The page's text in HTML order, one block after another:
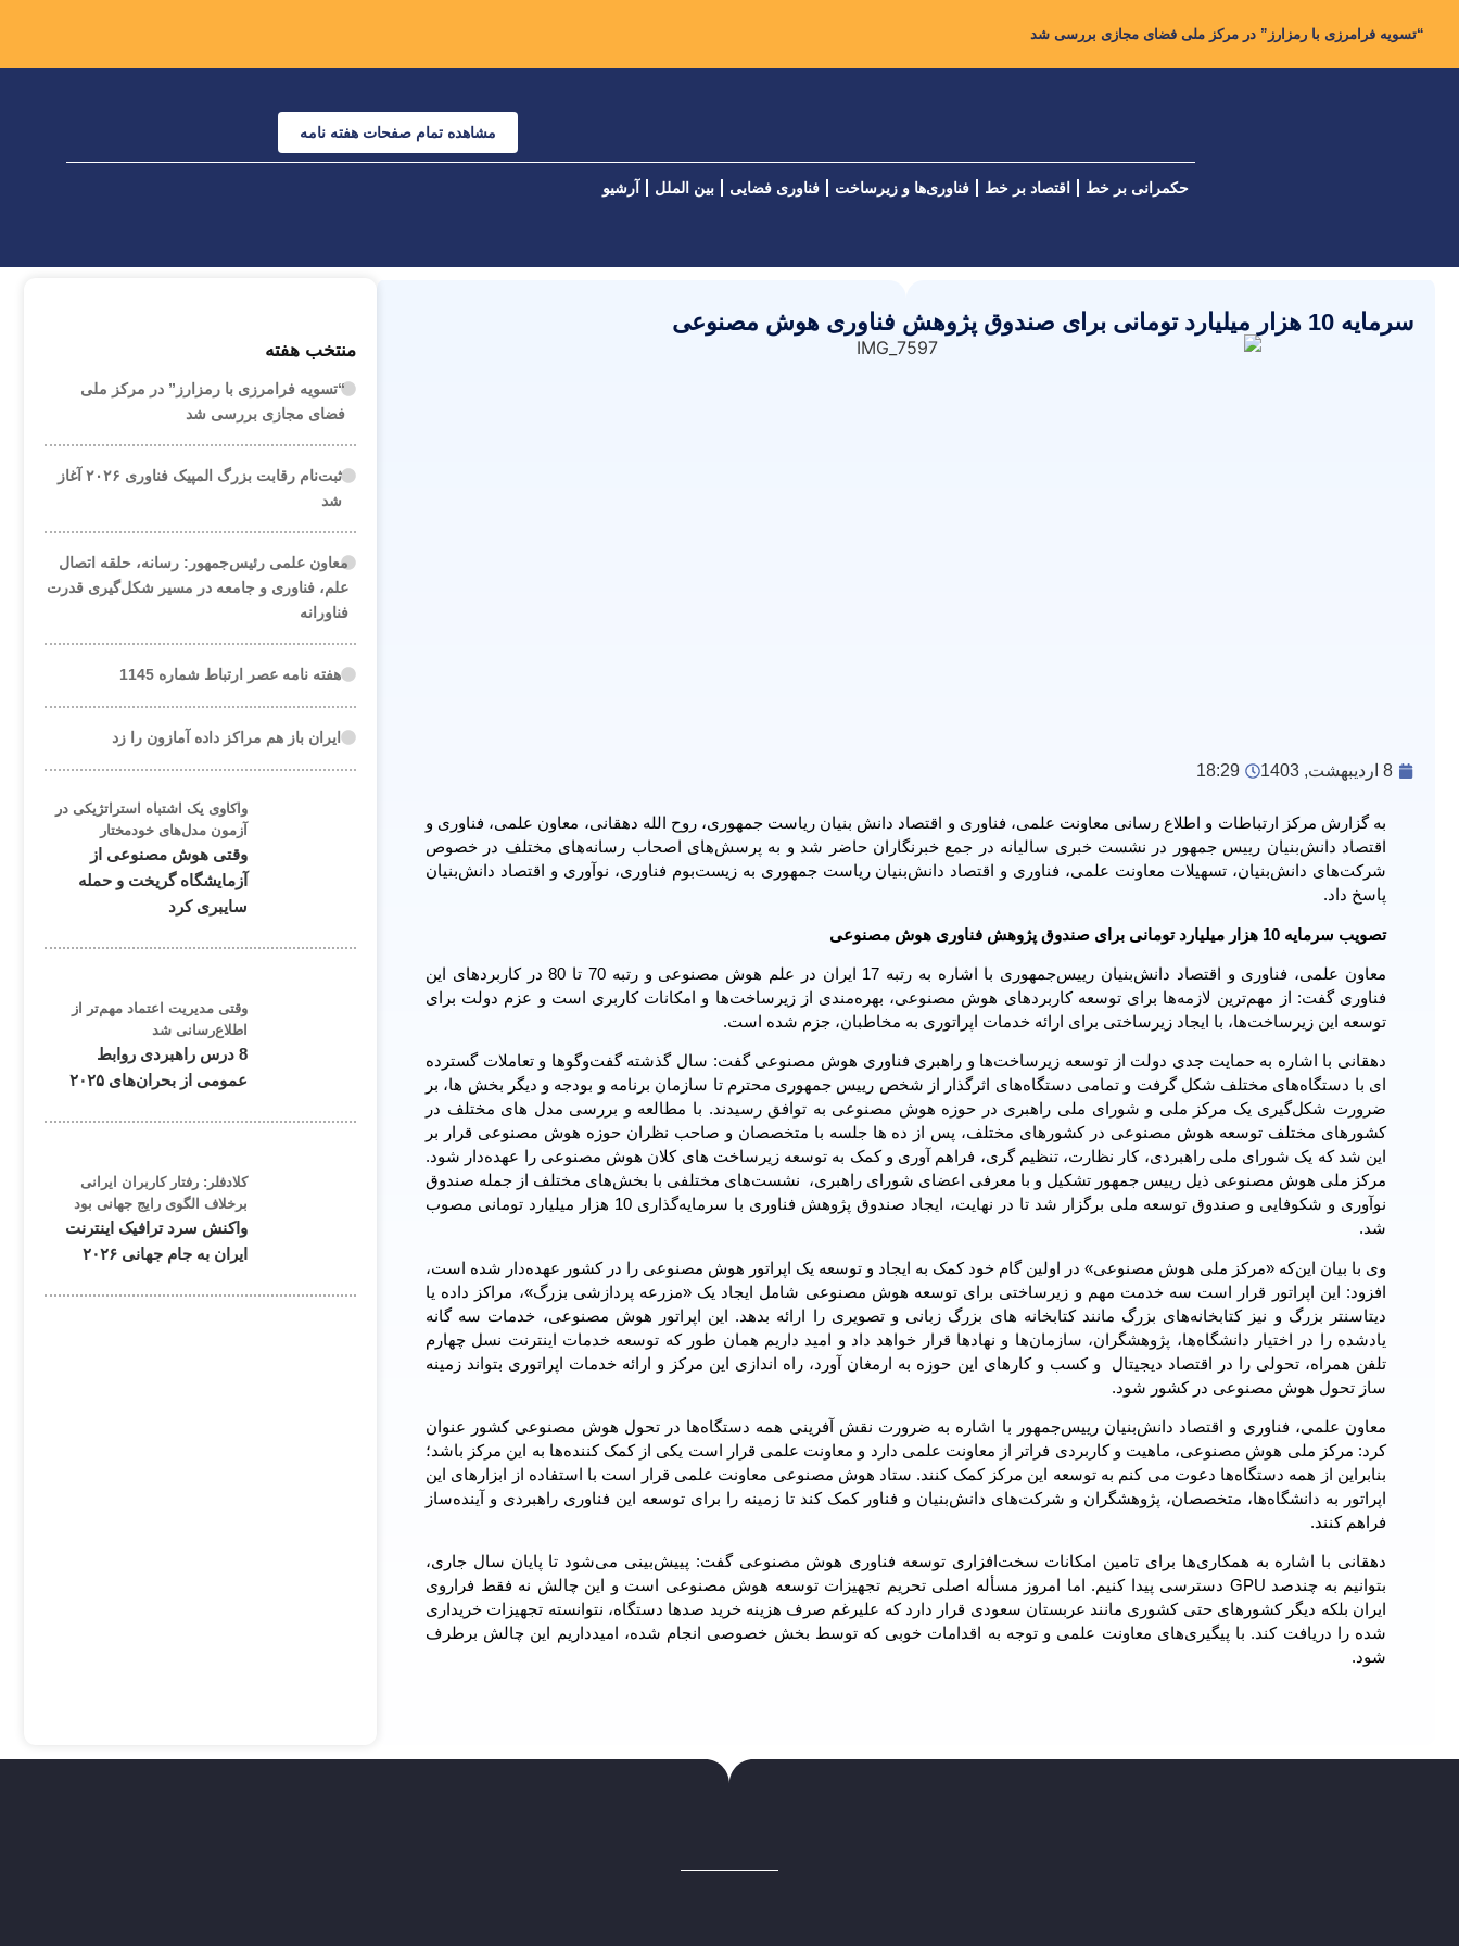
“تسویه فرامرزی با رمزارز” در مرکز ملی فضای مجازی بررسی شد
مشاهده تمام صفحات هفته نامه
حکمرانی بر خط اقتصاد بر خط فناوری‌ها و زیرساخت فناوری فضایی بین الملل آرشیو
سرمایه‌ 10 هزار میلیارد تومانی برای صندوق پژوهش فناوری هوش مصنوعی
8 اردیبهشت, 1403 18:29
به گزارش مرکز ارتباطات و اطلاع رسانی معاونت علمی، فناوری و اقتصاد دانش بنیان ریاست جمهوری، روح الله دهقانی، معاون علمی، فناوری و
اقتصاد دانش‌بنیان رییس جمهور در نشست خبری سالیانه در جمع خبرنگاران حاضر شد و به پرسش‌های اصحاب رسانه‌های مختلف در خصوص
شرکت‌های دانش‌بنیان، تسهیلات معاونت علمی، فناوری و اقتصاد دانش‌بنیان ریاست جمهوری به زیست‌بوم فناوری، نوآوری و اقتصاد دانش‌بنیان
پاسخ داد.
تصویب سرمایه‌ 10 هزار میلیارد تومانی برای صندوق پژوهش فناوری هوش مصنوعی
معاون علمی، فناوری و اقتصاد دانش‌بنیان رییس‌جمهوری با اشاره به رتبه 17 ایران در علم هوش مصنوعی و رتبه 70 تا 80 در کاربردهای این
فناوری گفت: از مهم‌ترین لازمه‌ها برای توسعه کاربردهای هوش مصنوعی، بهره‌مندی از زیرساخت‌ها و امکانات کاربری است و عزم دولت برای
توسعه این زیرساخت‌ها، با ایجاد زیرساختی برای ارائه خدمات اپراتوری به مخاطبان، جزم شده است.
دهقانی با اشاره به حمایت جدی دولت از توسعه زیرساخت‌ها و راهبری فناوری هوش مصنوعی گفت: سال گذشته گفت‌و‌گوها و تعاملات گسترده
ای با دستگاه‌های مختلف شکل گرفت و تمامی دستگاه‌های اثرگذار از شخص رییس جمهوری محترم تا سازمان برنامه و بودجه و دیگر بخش ها، بر
ضرورت شکل‌گیری یک مرکز ملی و شورای ملی راهبری در حوزه هوش مصنوعی به توافق رسیدند. با مطالعه و بررسی مدل های مختلف در
کشورهای مختلف توسعه هوش مصنوعی در کشورهای مختلف، پس از ده ها جلسه با متخصصان و صاحب نظران حوزه هوش مصنوعی قرار بر
این شد که یک شورای ملی راهبردی، کار نظارت، تنظیم گری، فراهم آوری و کمک به توسعه زیرساخت های کلان هوش مصنوعی را عهده‌دار شود.
مرکز ملی هوش مصنوعی ذیل رییس جمهور تشکیل و با معرفی اعضای شورای راهبری، نشست‌های مختلفی با بخش‌های مختلف از جمله صندوق
نوآوری و شکوفایی و صندوق توسعه ملی برگزار شد تا در نهایت، ایجاد صندوق پژوهش فناوری با سرمایه‌گذاری 10 هزار میلیارد تومانی مصوب
شد.
وی با بیان این‌که «مرکز ملی هوش مصنوعی» در اولین گام خود کمک به ایجاد و توسعه یک اپراتور هوش مصنوعی را در کشور عهده‌دار شده است،
افزود: این اپراتور قرار است سه خدمت مهم و زیرساختی برای توسعه هوش مصنوعی شامل ایجاد یک «مزرعه پردازشی بزرگ»، مراکز داده یا
دیتاسنتر بزرگ و نیز کتابخانه‌های بزرگ مانند کتابخانه های بزرگ زبانی و تصویری را ارائه بدهد. این اپراتور هوش مصنوعی، خدمات سه گانه
یادشده را در اختیار دانشگاه‌ها، پژوهشگران، سازمان‌ها و نهادها قرار خواهد داد و امید داریم همان طور که توسعه خدمات اینترنت نسل چهارم
تلفن همراه، تحولی را در اقتصاد دیجیتال و کسب و کارهای این حوزه به ارمغان آورد، راه اندازی این مرکز و ارائه خدمات اپراتوری بتواند زمینه
ساز تحول هوش مصنوعی در کشور شود.
معاون علمی، فناوری و اقتصاد دانش‌بنیان رییس‌جمهور با اشاره به ضرورت نقش آفرینی همه دستگاه‌ها در تحول هوش مصنوعی کشور عنوان
کرد: مرکز ملی هوش مصنوعی، ماهیت و کاربردی فراتر از معاونت علمی دارد و معاونت علمی قرار است یکی از کمک کننده‌ها به این مرکز باشد؛
بنابراین از همه دستگاه‌ها دعوت می کنم به توسعه این مرکز کمک کنند. ستاد هوش مصنوعی معاونت علمی قرار است با استفاده از ابزارهای این
اپراتور به دانشگاه‌ها، متخصصان، پژوهشگران و شرکت‌های دانش‌بنیان و فناور کمک کند تا زمینه را برای توسعه این فناوری راهبردی و آینده‌ساز
فراهم کنند.
دهقانی با اشاره به همکاری‌ها برای تامین امکانات سخت‌افزاری توسعه فناوری هوش مصنوعی گفت: پییش‌بینی می‌شود تا پایان سال جاری،
بتوانیم به چندصد GPU دسترسی پیدا کنیم. اما امروز مسأله اصلی تحریم تجهیزات توسعه هوش مصنوعی است و این چالش نه فقط فراروی
ایران بلکه دیگر کشورهای حتی کشوری مانند عربستان سعودی قرار دارد که علیرغم صرف هزینه خرید صدها دستگاه، نتوانسته تجهیزات خریداری
شده را دریافت کند. با پیگیری‌های معاونت علمی و توجه به اقدامات خوبی که توسط بخش خصوصی انجام شده، امیدداریم این چالش برطرف
شود.
منتخب هفته
“تسویه فرامرزی با رمزارز” در مرکز ملی
فضای مجازی بررسی شد
ثبت‌نام رقابت بزرگ المپیک فناوری ۲۰۲۶ آغاز
شد
معاون علمی رئیس‌جمهور: رسانه، حلقه اتصال
علم، فناوری و جامعه در مسیر شکل‌گیری قدرت
فناورانه
هفته نامه عصر ارتباط شماره 1145
ایران باز هم مراکز داده آمازون را زد
واکاوی یک اشتباه استراتژیکی در
آزمون مدل‌های خودمختار
وقتی هوش مصنوعی از
آزمایشگاه گریخت و حمله
سایبری کرد
وقتی مدیریت اعتماد مهم‌تر از
اطلاع‌رسانی شد
8 درس راهبردی روابط
عمومی از بحران‌های ۲۰۲۵
کلادفلر: رفتار کاربران ایرانی
برخلاف الگوی رایج جهانی بود
واکنش سرد ترافیک اینترنت
ایران به جام جهانی ۲۰۲۶